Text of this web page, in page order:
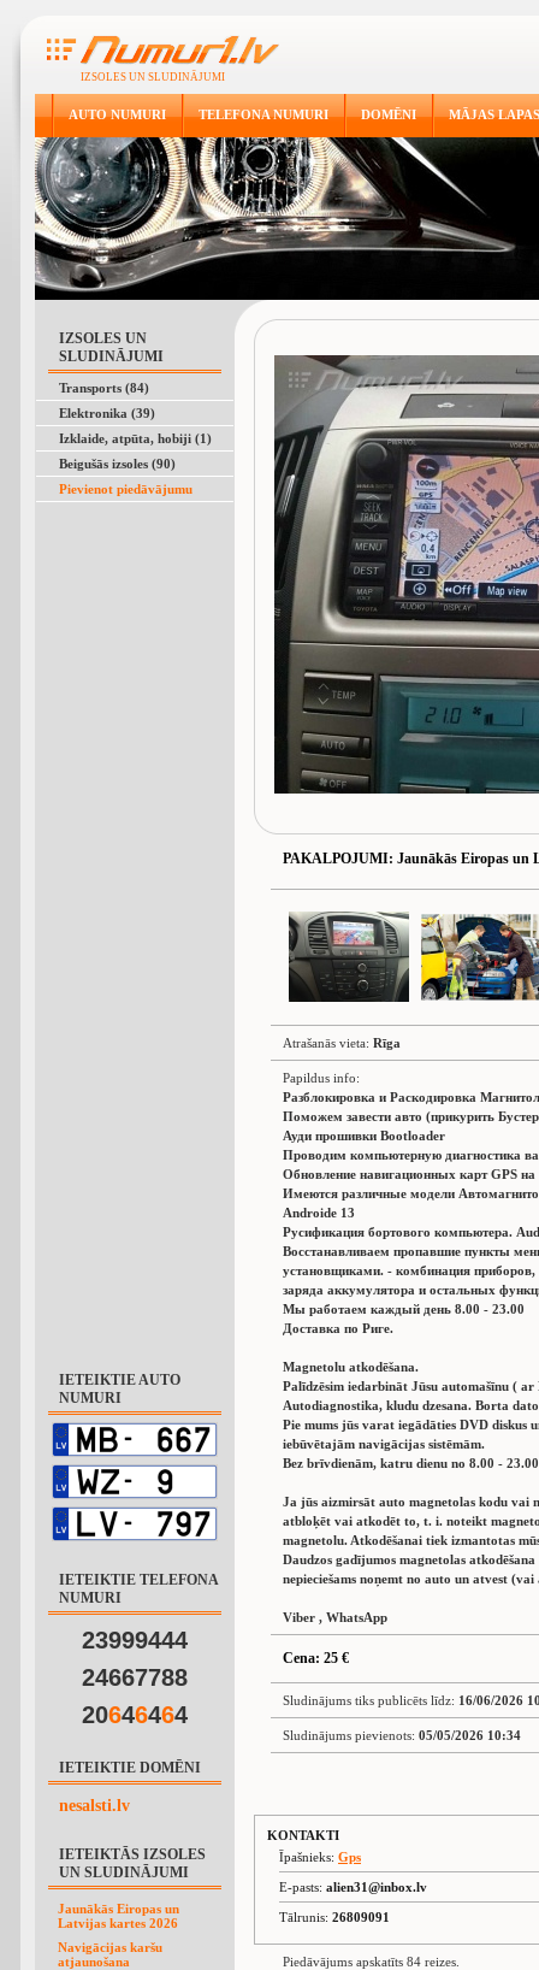
IZSOLES UN SLUDINĀJUMI
AUTO NUMURI TELEFONA NUMURI DOMĒNI MĀJAS LAPAS
IZSOLES UN
SLUDINĀJUMI
Transports (84)
Elektronika (39)
Izklaide, atpūta, hobiji (1)
Beigušās izsoles (90)
Pievienot piedāvājumu
IETEIKTIE AUTO
NUMURI
IETEIKTIE TELEFONA
NUMURI
23999444
24667788
20646464
IETEIKTIE DOMĒNI
nesalsti.lv
IETEIKTĀS IZSOLES
UN SLUDINĀJUMI
Jaunākās Eiropas un
Latvijas kartes 2026
Navigācijas karšu
atjaunošana
PAKALPOJUMI: Jaunākās Eiropas un
Atrašanās vieta: Rīga
Papildus info:
Разблокировка и Раскодировка
Поможем завести авто (прикурить
Ауди прошивки Bootloader
Проводим компьютерную диагностика
Обновление навигационных карт GPS на
Имеются различные модели
Аndroide 13
Русификация бортового компьютера.
Восстанавливаем пропавшие пункты
установщиками. - комбинация
заряда аккумулятора и остальных
Мы работаем каждый день 8.00 - 23.00
Доставка по Риге.
Magnetolu atkodēšana.
Palīdzēsim iedarbināt Jūsu automašīnu ( ar
Autodiagnostika, kludu dzesana. Borta
Pie mums jūs varat iegādāties DVD diskus
iebūvētajām navigācijas sistēmām.
Bez brīvdienām, katru dienu no 8.00 - 23.00
Ja jūs aizmirsāt auto magnetolas kodu vai
atbloķēt vai atkodēt to, t. i. noteikt
magnetolu. Atkodēšanai tiek izmantotas
Daudzos gadījumos magnetolas
nepieciešams noņemt no auto un atvest
Viber , WhatsApp
Cena: 25 €
Sludinājums tiks publicēts līdz: 16/06/2026
Sludinājums pievienots: 05/05/2026 10:34
KONTAKTI
Īpašnieks: Gps
E-pasts: alien31@inbox.lv
Tālrunis: 26809091
Piedāvājums apskatīts 84 reizes.